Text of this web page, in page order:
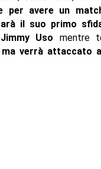
per avere un
il suo primo
Uso mentre
ma verrà attaccato